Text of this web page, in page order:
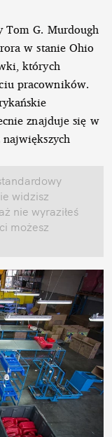
Tom G. Murdough
w stanie Ohio
których
pracowników.
znajduje się w
widzisz
nie wyraziłeś
możesz